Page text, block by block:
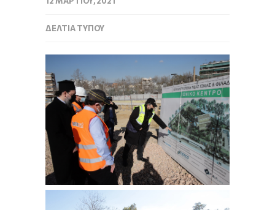
ΔΕΛΤΊΑ ΤΎΠΟΥ